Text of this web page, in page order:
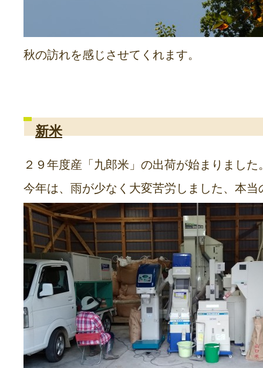
秋の訪れを感じさせてくれます。
新米
２９年度産「九郎米」の出荷が始まりました
今年は、雨が少なく大変苦労しました、本